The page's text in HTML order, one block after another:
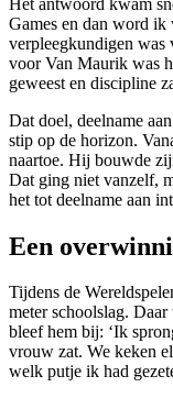
Games en dan word ik
verpleegkundigen was
voor Van Maurik was
geweest en discipline
Dat doel, deelname
stip op de horizon.
naartoe. Hij bouwde
Dat ging niet vanzelf,
het tot deelname aan
Een
Tijdens de
meter schoolslag.
bleef hem bij: ‘Ik
vrouw zat. We keken
welk putje ik had